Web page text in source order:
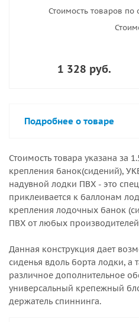
Стоимость товаров по
1 328 руб.
Подробнее о товаре
Стоимость товара указана за
крепления банок(сидений),
надувной лодки ПВХ - это
приклеивается к баллонам
крепления лодочных банок
ПВХ от любых
Данная конструкция дает
сиденья вдоль борта лодки, а
различное дополнительное
универсальный крепежный
держатель спиннинга.